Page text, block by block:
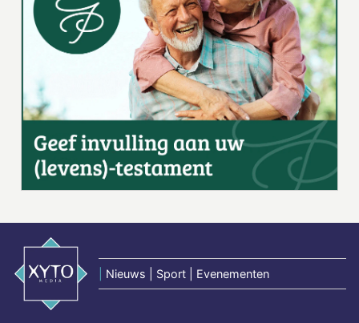
Nieuws | Sport | Evenementen